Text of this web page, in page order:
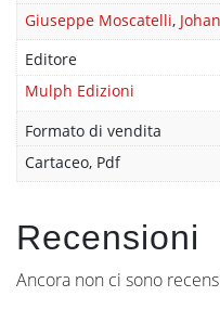
Giuseppe Moscatelli,
Editore
Mulph Edizioni
Formato di vendita
Cartaceo, Pdf
Recensioni
Ancora non ci sono